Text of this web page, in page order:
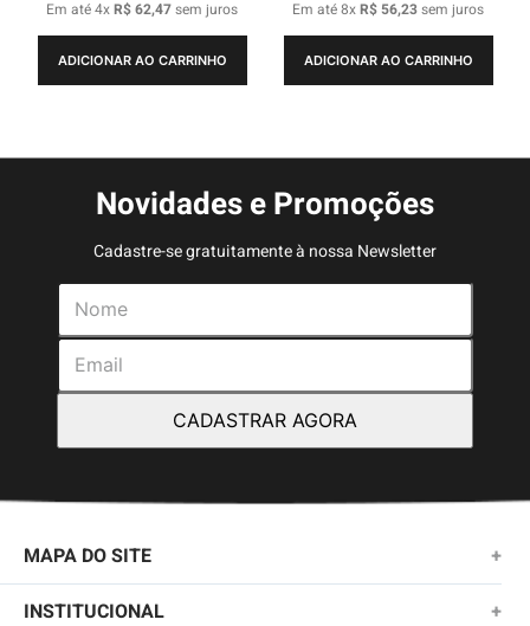
Em até4xR$62,47sem juros
ADICIONAR AO CARRINHO
Em até8xR$ 56,23sem juros
ADICIONAR AO CARRINHO
Novidades e Promoções
Cadastre-se gratuitamente à nossa Newsletter
CADASTRAR AGORA
MAPA DO SITE +
NOVIDADES
INSTITUCIONAL +